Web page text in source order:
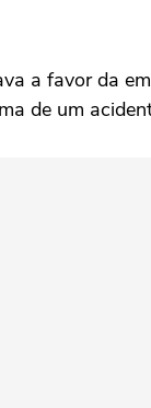
a favor da
de um